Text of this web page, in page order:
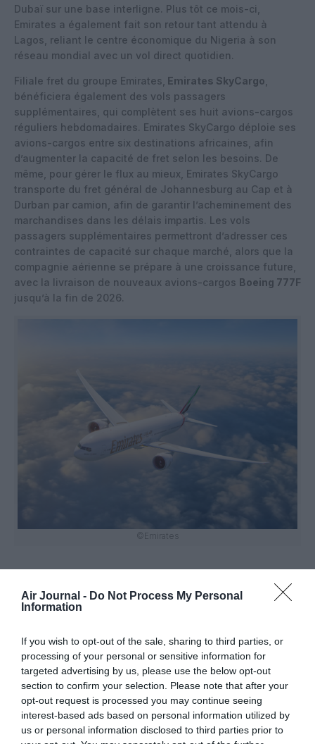
Air Journal - Do Not Process My Personal
Information
If you wish to opt-out of the sale, sharing to third parties, or
processing of your personal or sensitive information for
targeted advertising by us, please use the below opt-out
section to confirm your selection. Please note that after your
opt-out request is processed you may continue seeing
interest-based ads based on personal information utilized by
us or personal information disclosed to third parties prior to
Dubaï sur une base interligne. Plus tôt ce mois-ci,
Emirates a également fait son retour tant attendu à
Lagos, reliant le centre économique du Nigeria à son
réseau mondial avec un vol direct quotidien.
Filiale fret du groupe Emirates, Emirates SkyCargo
bénéficiera également des vols passagers
supplémentaires, qui complètent ses huit avions-cargos
réguliers hebdomadaires. Emirates SkyCargo déploie ses
avions-cargos entre six destinations africaines, afin
d’augmenter la capacité de fret selon les besoins. De
même, pour gérer le flux au mieux, Emirates SkyCargo
transporte du fret général de Johannesburg au Cap et à
Durban par camion, afin de garantir l’acheminement des
marchandises dans les délais impartis. Les vols
passagers supplémentaires permettront d’adresser ces
contraintes de capacité sur chaque marché, alors que la
compagnie aérienne se prépare à une croissance future,
avec la livraison de nouveaux avions-cargos Boeing 777F
jusqu’à la fin de 2026.
©Emirates
Vous avez apprécié l’article ?
Soutenez-nous, faites un don !